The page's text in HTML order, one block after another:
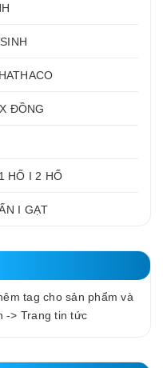
ĐỒNG
HỐ I 2 HỐ
I GẠT
tag cho sản phẩm và
-> Trang tin tức